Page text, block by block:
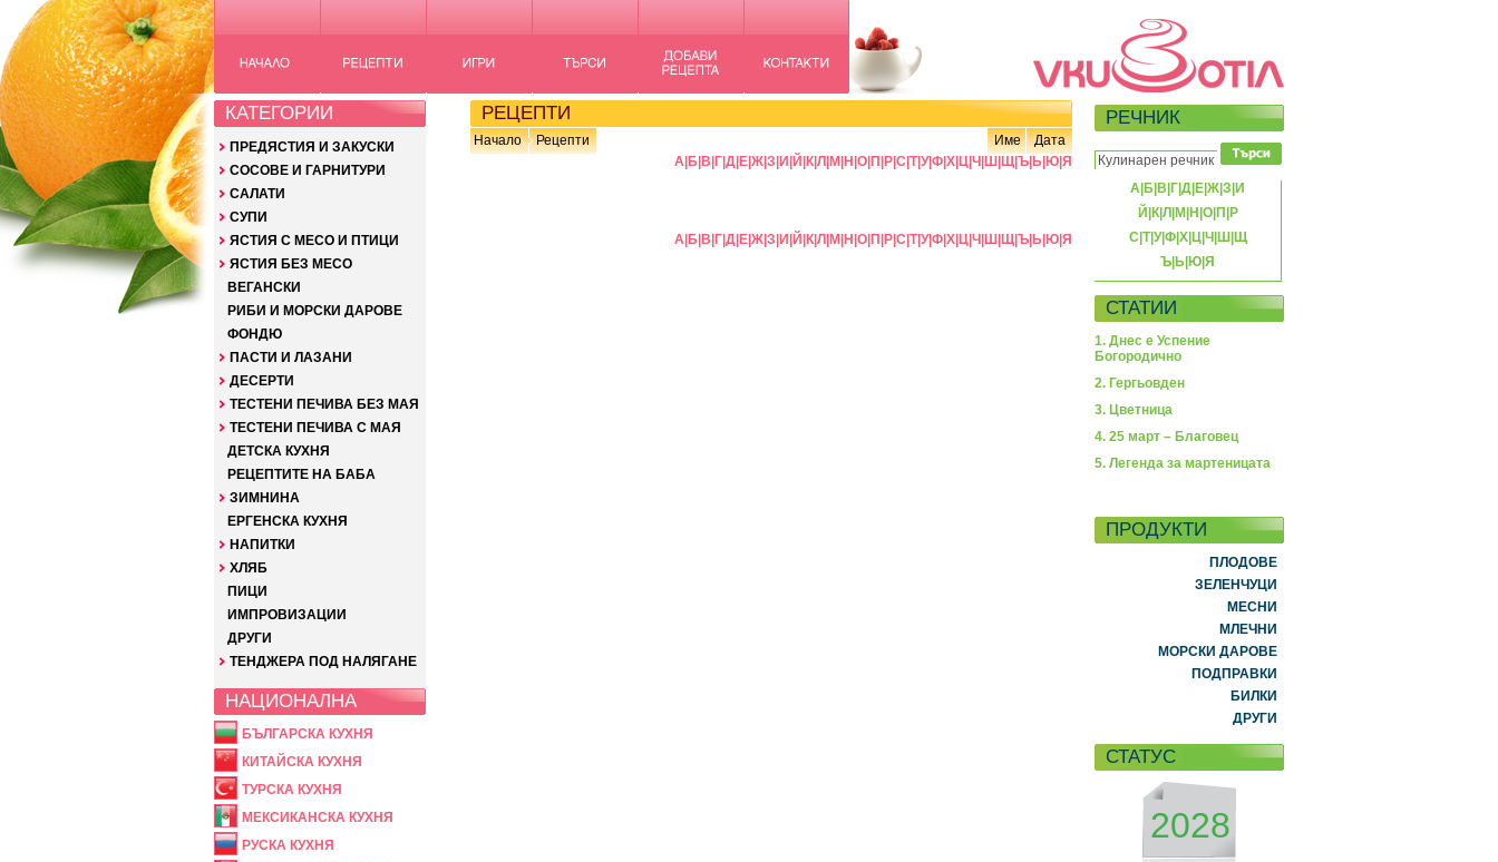
КАТЕГОРИИ
ПРЕДЯСТИЯ И ЗАКУСКИ
СОСОВЕ И ГАРНИТУРИ
САЛАТИ
СУПИ
ЯСТИЯ С МЕСО И ПТИЦИ
ЯСТИЯ БЕЗ МЕСО
ВЕГАНСКИ
РИБИ И МОРСКИ ДАРОВЕ
ФОНДЮ
ПАСТИ И ЛАЗАНИ
ДЕСЕРТИ
ТЕСТЕНИ ПЕЧИВА БЕЗ МАЯ
ТЕСТЕНИ ПЕЧИВА С МАЯ
ДЕТСКА КУХНЯ
РЕЦЕПТИТЕ НА БАБА
ЗИМНИНА
ЕРГЕНСКА КУХНЯ
НАПИТКИ
ХЛЯБ
ПИЦИ
ИМПРОВИЗАЦИИ
ДРУГИ
ТЕНДЖЕРА ПОД НАЛЯГАНЕ
НАЦИОНАЛНА
БЪЛГАРСКА КУХНЯ
КИТАЙСКА КУХНЯ
ТУРСКА КУХНЯ
МЕКСИКАНСКА КУХНЯ
РУСКА КУХНЯ
РЕЦЕПТИ
Начало Рецепти Име
Дата
А Б В Г Д Е Ж З И Й К Л М Н О П Р С Т|У|Ф Х Ц Ч Ш Щ Ъ Ь Ю Я
А Б В Г Д Е Ж З И Й К Л М Н О П Р С Т|У|Ф Х Ц Ч Ш Щ Ъ Ь Ю Я
РЕЧНИК
А Б В Г Д Е Ж З И
Й К| Л М Н О| П Р
С Т|У|Ф| Х| Ц| Ч Ш Щ
Ъ Ь Ю Я
СТАТИИ
1. Днес е Успение
Богородично
2. Гергьовден
3. Цветница
4. 25 март – Благовец
5. Легенда за мартеницата
ПРОДУКТИ
ПЛОДОВЕ
ЗЕЛЕНЧУЦИ
МЕСНИ
МЛЕЧНИ
МОРСКИ ДАРОВЕ
ПОДПРАВКИ
БИЛКИ
ДРУГИ
СТАТУС
2028